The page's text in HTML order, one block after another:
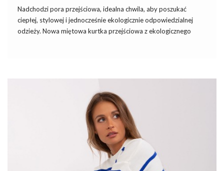
Nadchodzi pora przejściowa, idealna chwila, aby poszukać
ciepłej, stylowej i jednocześnie ekologicznie odpowiedzialnej
odzieży. Nowa miętowa kurtka przejściowa z ekologicznego
Miętowa kurtka przejściowa z
ekologicznego futerka
Zalety tej kurtki są wielorakie. Przede wszystkim, użyte w niej
ekologiczne futerko nie tylko pięknie prezentuje się na tle
miętowego materiału, ale także stanowi przyjazną dla
środowiska opcję. Modny odcień mięty świetnie komponuje się z